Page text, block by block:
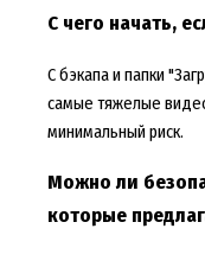
С чего начать,
С бэкапа и папки
самые тяжелые
минимальный риск.
Можно ли
которые